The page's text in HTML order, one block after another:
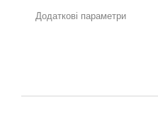
Додаткові параметри